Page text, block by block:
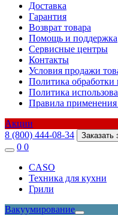
Доставка
Гарантия
Возврат товара
Помощь и поддержка
Сервисные центры
Контакты
Условия продажи
Политика
Политика
Правила применения
Акции
8 (800) 444-08-34
Заказать
0 0
CASO
Техника для кухни
Грили
Вакуумирование